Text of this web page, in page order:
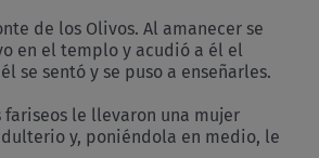
de los Olivos. Al amanecer se
en el templo y acudió a él el
se sentó y se puso a enseñarles.
fariseos le llevaron una mujer
y, poniéndola en medio, le